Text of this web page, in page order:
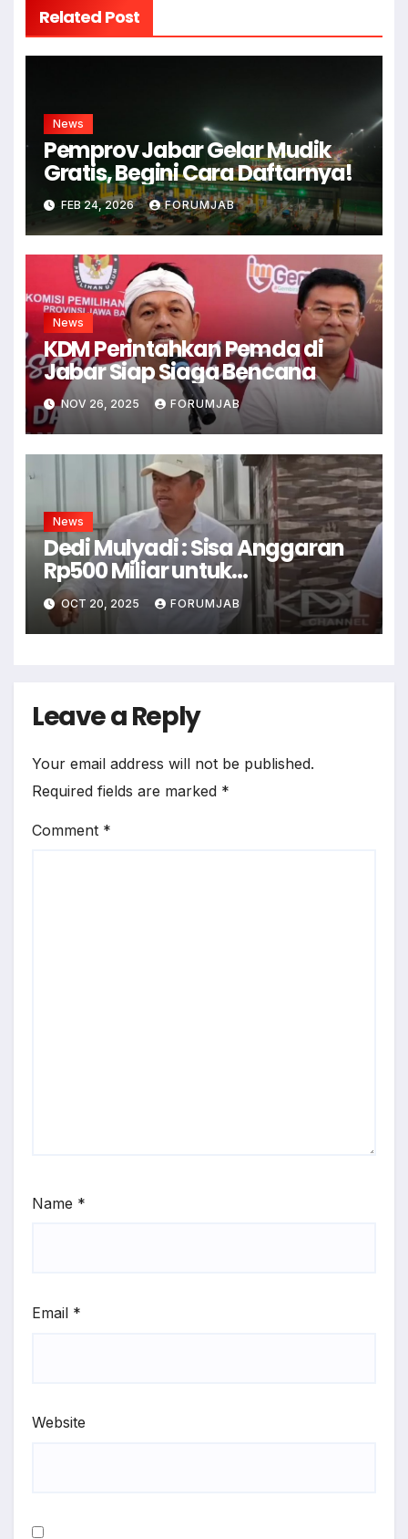
Related Post
News
Pemprov Jabar Gelar Mudik
Gratis, Begini Cara Daftarnya!
FEB 24, 2026 FORUMJAB
News
KDM Perintahkan Pemda di
Jabar Siap Siaga Bencana
NOV 26, 2025 FORUMJAB
News
Dedi Mulyadi : Sisa Anggaran
Rp500 Miliar untuk
Infrastruktur
OCT 20, 2025 FORUMJAB
Leave a Reply
Your email address will not be published.
Required fields are marked *
Comment *
Name *
Email *
Website